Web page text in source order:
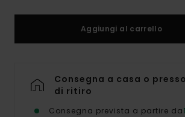
Aggiungi al carrello
Consegna a casa o
di ritiro
Consegna prevista a partire da